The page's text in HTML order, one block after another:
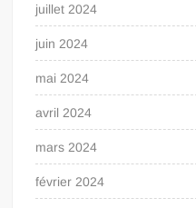
juillet 2024
juin 2024
mai 2024
avril 2024
mars 2024
février 2024